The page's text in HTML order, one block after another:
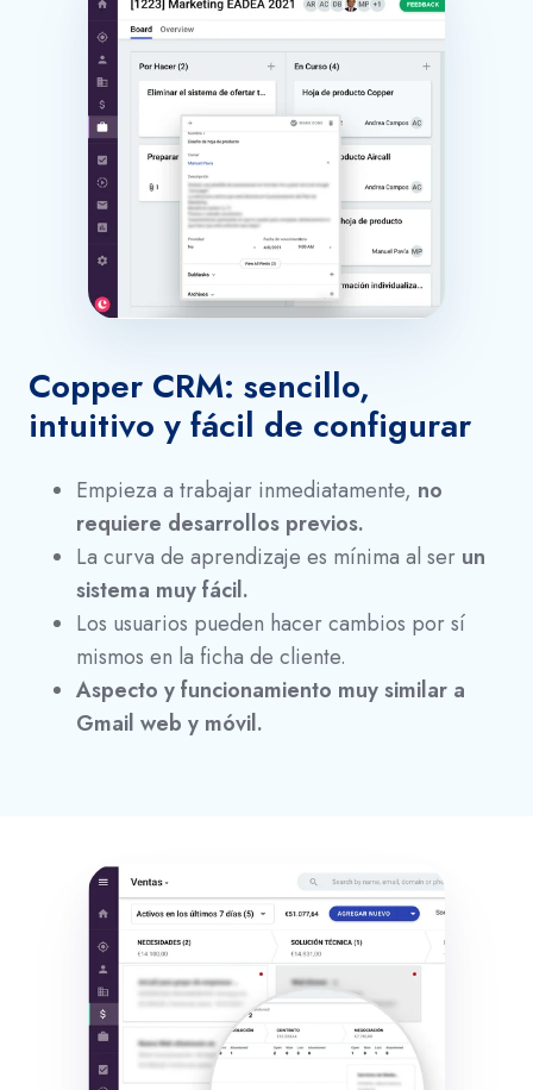
Copper CRM: sencillo,
intuitivo y fácil de configurar
Empieza a trabajar inmediatamente, no
requiere desarrollos previos.
La curva de aprendizaje es mínima al ser un
sistema muy fácil.
Los usuarios pueden hacer cambios por sí
mismos en la ficha de cliente.
Aspecto y funcionamiento muy similar a
Gmail web y móvil.